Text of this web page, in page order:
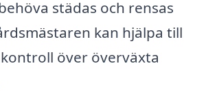
städas och rensas
kan hjälpa till
över överväxta